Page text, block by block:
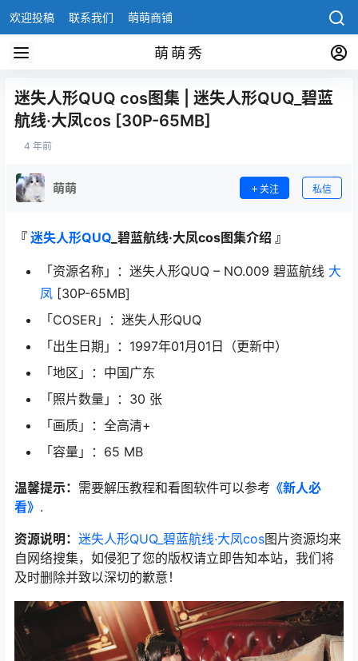
欢迎投稿 联系我们 萌萌商铺
萌萌秀
迷失人形QUQ cos图集 | 迷失人形QUQ_碧蓝
航线·大凤cos [30P-65MB]
4 年前
萌萌 关注 私信
『 迷失人形QUQ _碧蓝航线·大凤cos图集介绍 』
「资源名称」：迷失人形QUQ – NO.009 碧蓝航线 大
凤 [30P-65MB]
「COSER」：迷失人形QUQ
「出生日期」：1997年01月01日（更新中）
「地区」：中国广东
「照片数量」：30 张
「画质」：全高清+
「容量」：65 MB
温馨提示： 需要解压教程和看图软件可以参考 《新人必
看》 .
资源说明： 迷失人形QUQ_碧蓝航线·大凤cos图片资源均来
自网络搜集，如侵犯了您的版权请立即告知本站，我们将
及时删除并致以深切的歉意！